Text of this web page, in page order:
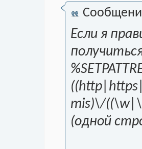
Если я
mis)\/
(одной